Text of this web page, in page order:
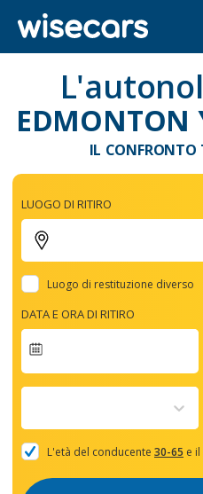
EDMONTON
IL CONFRONTO
LUOGO DI RITIRO
Luogo di restituzione diverso
DATA E ORA DI RITIRO
forward
with
the
and
L'età del conducente 30-65 e